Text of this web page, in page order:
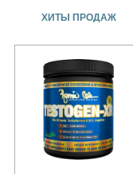
ХИТЫ ПРОДАЖ